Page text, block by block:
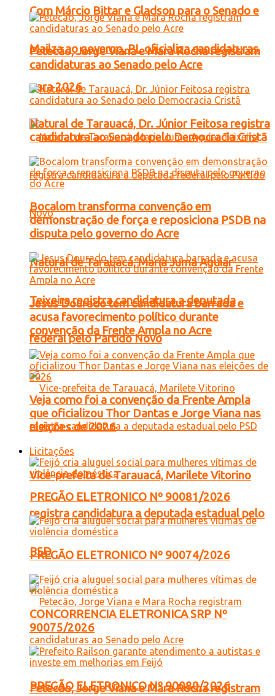
Com Márcio Bittar e Gladson para o Senado e
Mailza ao governo, PL oficializa candidaturas
para 2026
Natural de Tarauacá, Maria Juma Aguiar
Teixeira registra candidatura a deputada
federal pelo Partido Novo
Vice-prefeita de Tarauacá, Marilete Vitorino
registra candidatura a deputada estadual pelo
PSD
Petecão, Jorge Viana e Mara Rocha registram
Petecão, Jorge Viana e Mara Rocha registram
candidaturas ao Senado pelo Acre
Natural de Tarauacá, Dr. Júnior Feitosa registra
candidatura ao Senado pelo Democracia Cristã
Bocalom transforma convenção em
demonstração de força e reposiciona PSDB na
disputa pelo governo do Acre
Jesus Dourado tem candidatura barrada e
acusa favorecimento político durante
convenção da Frente Ampla no Acre
Veja como foi a convenção da Frente Ampla
que oficializou Thor Dantas e Jorge Viana nas
eleições de 2026
Licitações
PREGÃO ELETRONICO Nº 90081/2026
PREGÃO ELETRONICO Nº 90074/2026
CONCORRENCIA ELETRONICA SRP Nº
90075/2026
PREGÃO ELETRONICO Nº 90080/2026